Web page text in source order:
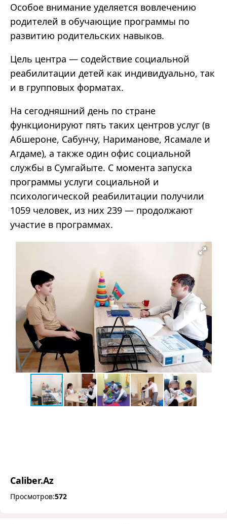
Особое внимание уделяется вовлечению
родителей в обучающие программы по
развитию родительских навыков.
Цель центра — содействие социальной
реабилитации детей как индивидуально, так
и в групповых форматах.
На сегодняшний день по стране
функционируют пять таких центров услуг (в
Абшероне, Сабунчу, Нариманове, Ясамале и
Агдаме), а также один офис социальной
службы в Сумгайыте. С момента запуска
программы услуги социальной и
психологической реабилитации получили
1059 человек, из них 239 — продолжают
участие в программах.
Caliber.Az
Просмотров:572